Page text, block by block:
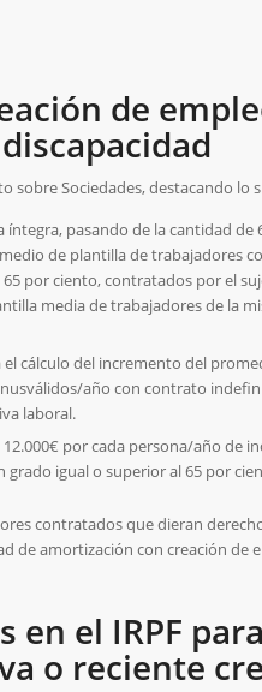
de
sobre Sociedades, destacando lo
pasando de la cantidad de
de plantilla de trabajadores
por ciento, contratados por el
media de trabajadores de la
el cálculo del incremento del
año con contrato
laboral.
por cada persona/año de
igual o superior al 65 por
contratados que dieran
de amortización con creación de
en el IRPF
o reciente